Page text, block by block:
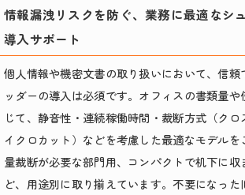
情報漏洩リスクを防ぐ、業務に最適なシ
導入サポート
個人情報や機密文書の取り扱いにおいて、信頼
ッダーの導入は必須です。オフィスの書類量や
じて、静音性・連続稼働時間・裁断方式（ク
イクロカット）などを考慮した最適なモデル
量裁断が必要な部門用、コンパクトで机下に収
ど、用途別に取り揃えています。不要になった